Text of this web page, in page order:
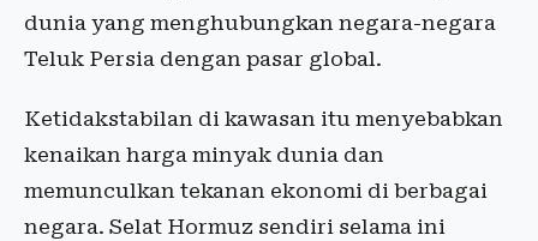
dunia yang menghubungkan negara-negara
Teluk Persia dengan pasar global.
Ketidakstabilan di kawasan itu menyebabkan
kenaikan harga minyak dunia dan
memunculkan tekanan ekonomi di berbagai
negara. Selat Hormuz sendiri selama ini